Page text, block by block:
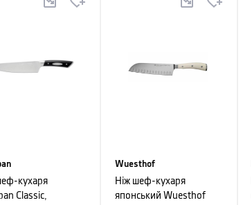
кухаря
Classic,
Wuesthof
Ніж шеф-кухаря
японський Wuesthof